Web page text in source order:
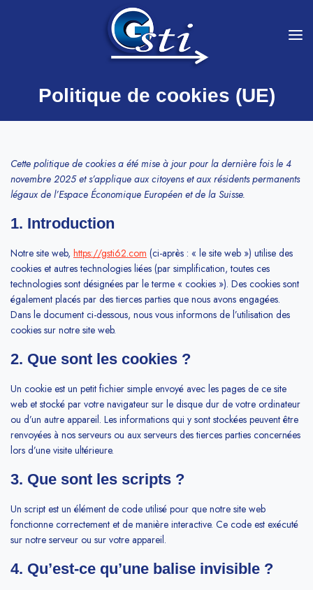
Politique de cookies (UE)
Cette politique de cookies a été mise à jour pour la dernière fois le 4
novembre 2025 et s’applique aux citoyens et aux résidents permanents
légaux de l’Espace Économique Européen et de la Suisse.
1. Introduction
Notre site web, https://gsti62.com (ci-après : « le site web ») utilise des
cookies et autres technologies liées (par simplification, toutes ces
technologies sont désignées par le terme « cookies »). Des cookies sont
également placés par des tierces parties que nous avons engagées.
Dans le document ci-dessous, nous vous informons de l’utilisation des
cookies sur notre site web.
2. Que sont les cookies ?
Un cookie est un petit fichier simple envoyé avec les pages de ce site
web et stocké par votre navigateur sur le disque dur de votre ordinateur
ou d’un autre appareil. Les informations qui y sont stockées peuvent être
renvoyées à nos serveurs ou aux serveurs des tierces parties concernées
lors d’une visite ultérieure.
3. Que sont les scripts ?
Un script est un élément de code utilisé pour que notre site web
fonctionne correctement et de manière interactive. Ce code est exécuté
sur notre serveur ou sur votre appareil.
4. Qu’est-ce qu’une balise invisible ?